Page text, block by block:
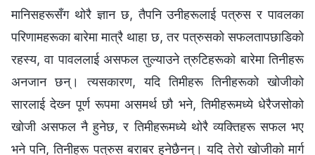
मानिसहरूसँग थोरै ज्ञान छ, तैपनि उनीहरूलाई पत्रुस र पावलका
परिणामहरूका बारेमा मात्रै थाहा छ, तर पत्रुसको सफलतापछाडिको
रहस्य, वा पावललाई असफल तुल्याउने त्रुटिहरूको बारेमा तिनीहरू
अनजान छन्। त्यसकारण, यदि तिमीहरू तिनीहरूको खोजीको
सारलाई देख्‍न पूर्ण रूपमा असमर्थ छौ भने, तिमीहरूमध्ये धेरैजसोको
खोजी असफल नै हुनेछ, र तिमीहरूमध्ये थोरै व्यक्तिहरू सफल भए
भने पनि, तिनीहरू पत्रुस बराबर हुनेछैनन्। यदि तेरो खोजीको मार्ग